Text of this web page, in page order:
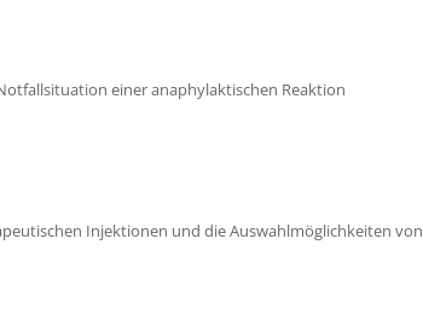
einer anaphylaktischen Reaktion
Injektionen und die Auswahlmöglichkeiten von